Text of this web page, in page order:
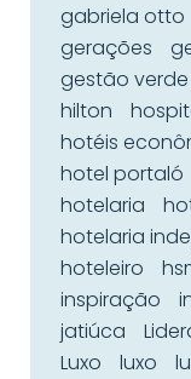
gabriela otto
gerações
gestão verde
hilton
hotéis
hotel portaló
hotelaria
hotelaria
hoteleiro
inspiração
jatiúca
Luxo
luxo